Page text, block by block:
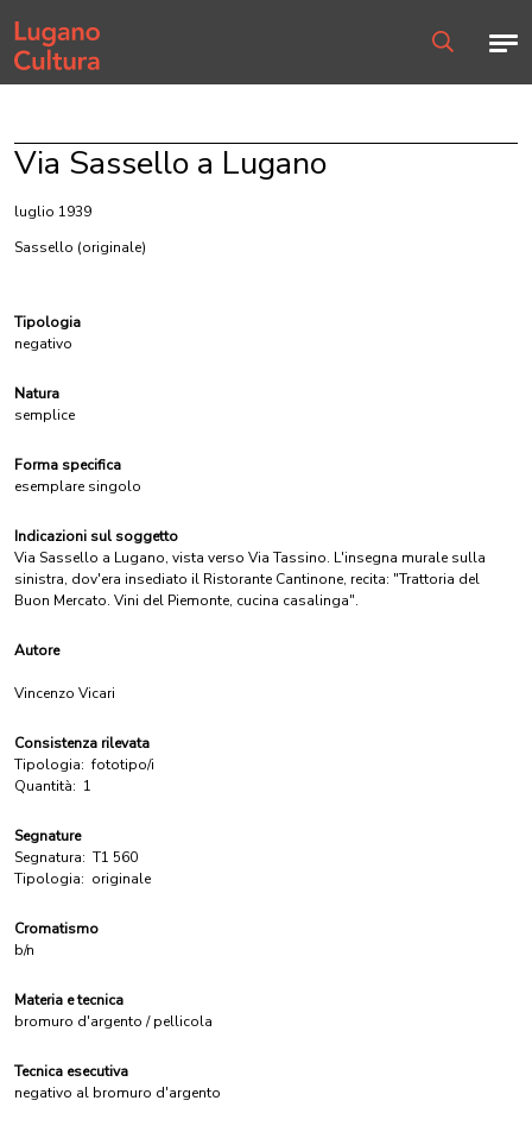
Home page
Via Sassello a Lugano
luglio 1939
Sassello (originale)
Tipologia
negativo
Natura
semplice
Forma specifica
esemplare singolo
Indicazioni sul soggetto
Via Sassello a Lugano, vista verso Via Tassino. L'insegna murale sulla
sinistra, dov'era insediato il Ristorante Cantinone, recita: "Trattoria del
Buon Mercato. Vini del Piemonte, cucina casalinga".
Autore
Vincenzo Vicari
Consistenza rilevata
Tipologia: fototipo/i
Quantità: 1
Segnature
Segnatura: T1 560
Tipologia: originale
Cromatismo
b/n
Materia e tecnica
bromuro d'argento / pellicola
Tecnica esecutiva
negativo al bromuro d'argento